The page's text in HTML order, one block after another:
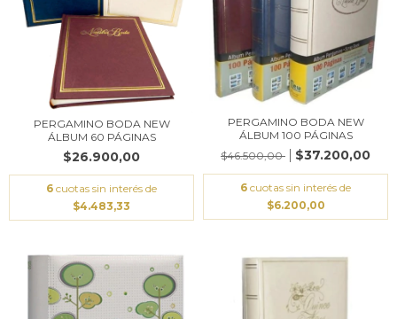
PERGAMINO BODA NEW
ÁLBUM 60 PÁGINAS
$26.900,00
6 cuotas sin interés de
$4.483,33
PERGAMINO BODA NEW
ÁLBUM 100 PÁGINAS
$46.500,00
$37.200,00
6 cuotas sin interés de
$6.200,00